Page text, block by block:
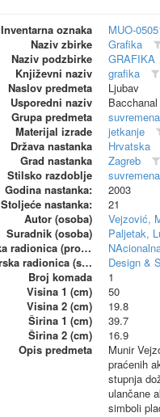
Inventarna oznaka
MUO-
Naziv zbirke
Grafika
Naziv podzbirke
GRAFIKA
Književni naziv
grafika
Naslov predmeta
Ljubav
Usporedni naziv
Bacchanal
Grupa predmeta
suvremena
Materijal izrade
jetkanje
Država nastanka
Hrvatska
Grad nastanka
Zagreb
Stilsko razdoblje
suvremena
Godina nastanka:
2003
Stoljeće nastanka:
21
Autor (osoba)
Vejzović,
Suradnik (osoba)
Paljetak,
Autorska radionica (proizvođač)
Suautorska radionica (suproizvođač)
Design &
Broj komada
1
Visina 1 (cm)
50
Visina 2 (cm)
19.8
Širina 1 (cm)
39.7
Širina 2 (cm)
16.9
Opis predmeta
Munir
praćenih
stupnja
ulančane
simboli